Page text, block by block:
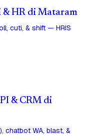
& HR di Mataram
cuti, & shift — HRIS
& CRM di
chatbot WA, blast, &